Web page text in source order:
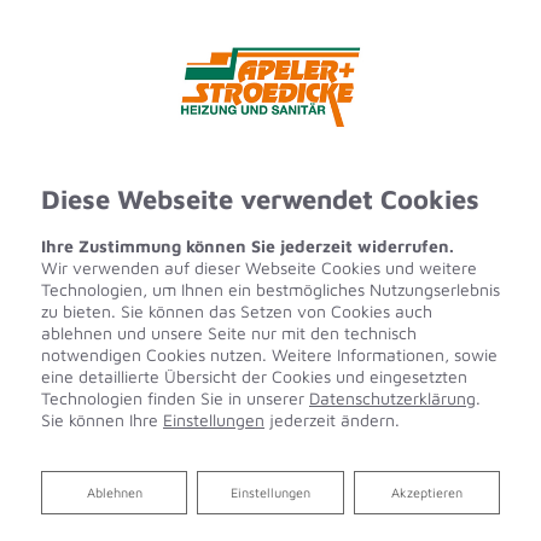
Diese Webseite verwendet Cookies
Ihre Zustimmung können Sie jederzeit widerrufen.
Wir verwenden auf dieser Webseite Cookies und weitere
Technologien, um Ihnen ein bestmögliches Nutzungserlebnis
zu bieten. Sie können das Setzen von Cookies auch
ablehnen und unsere Seite nur mit den technisch
notwendigen Cookies nutzen. Weitere Informationen, sowie
eine detaillierte Übersicht der Cookies und eingesetzten
Technologien finden Sie in unserer Datenschutzerklärung.
Sie können Ihre Einstellungen jederzeit ändern.
Akzeptieren
Einstellungen
Ablehnen
Ablehnen